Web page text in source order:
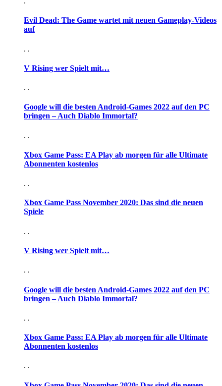
Evil Dead: The Game wartet mit neuen Gameplay-Videos
auf
. .
V Rising wer Spielt mit…
. .
Google will die besten Android-Games 2022 auf den PC
bringen – Auch Diablo Immortal?
. .
Xbox Game Pass: EA Play ab morgen für alle Ultimate
Abonnenten kostenlos
. .
Xbox Game Pass November 2020: Das sind die neuen
Spiele
. .
V Rising wer Spielt mit…
. .
Google will die besten Android-Games 2022 auf den PC
bringen – Auch Diablo Immortal?
. .
Xbox Game Pass: EA Play ab morgen für alle Ultimate
Abonnenten kostenlos
. .